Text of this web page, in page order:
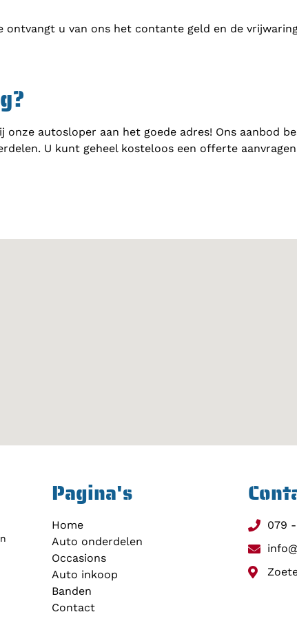
u van ons het contante geld en de vrijwaring
autosloper aan het goede adres! Ons aanbod
U kunt geheel kosteloos een offerte
Pagina's
Home
Auto onderdelen
Occasions
Auto inkoop
Banden
Contact
079